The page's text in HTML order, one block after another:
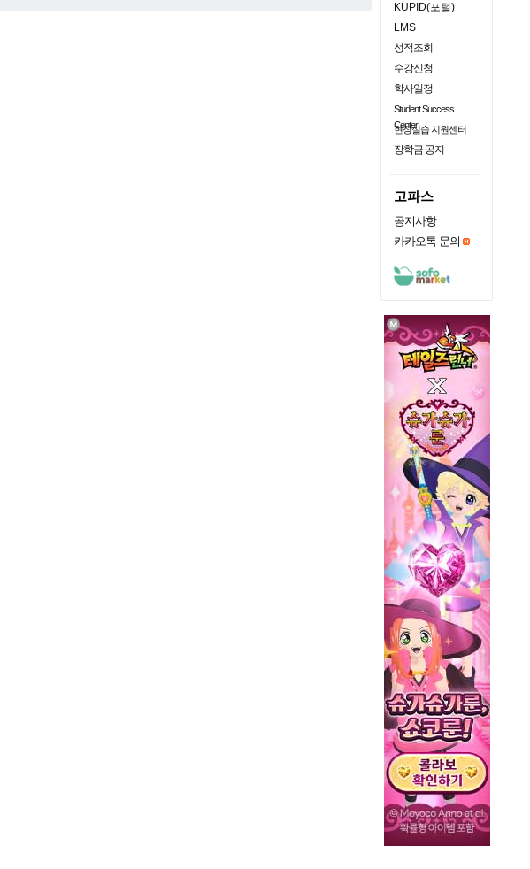
KUPID(포털)
LMS
성적조회
수강신청
학사일정
Student Success
Center
현장실습 지원센터
장학금 공지
고파스
공지사항
카카오톡 문의